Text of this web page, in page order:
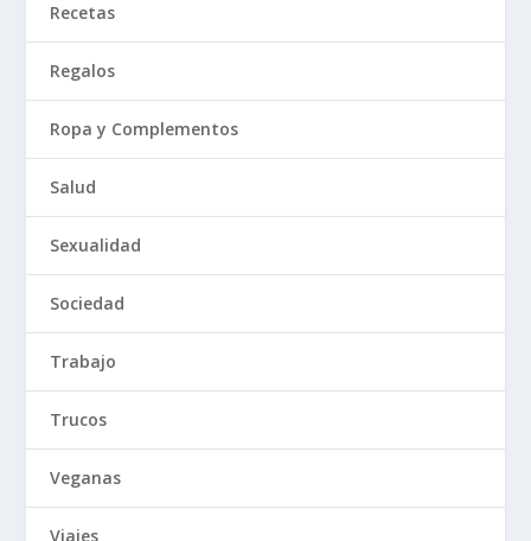
Recetas
Regalos
Ropa y Complementos
Salud
Sexualidad
Sociedad
Trabajo
Trucos
Veganas
Viajes